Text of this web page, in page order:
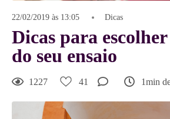
22/02/2019 às 13:05 Dicas
Dicas para
do seu ensaio
1227 41 1min